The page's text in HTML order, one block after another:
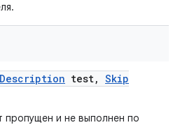
Description test, Skip
пропущен и не выполнен по